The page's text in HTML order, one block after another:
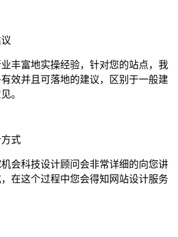
丰富地实操经验，针对您的站点，我
效并且可落地的建议，区别于一般建
。
式
会科技设计顾问会非常详细的向您讲
在这个过程中您会得知网站设计服务